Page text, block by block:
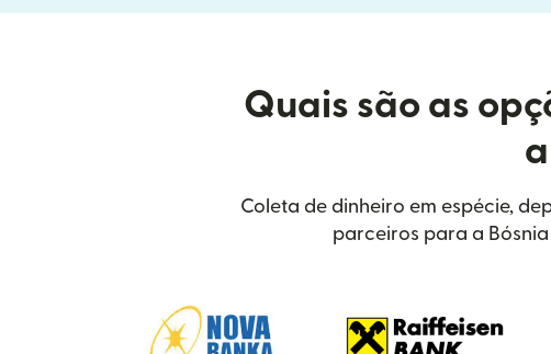
Quais são as
Coleta de dinheiro em espécie,
parceiros para a